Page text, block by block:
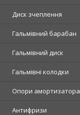
Диск зчеплення
Гальмівний барабан
Гальмівний диск
Гальмівні колодки
Опори амортизатора
Антифризи